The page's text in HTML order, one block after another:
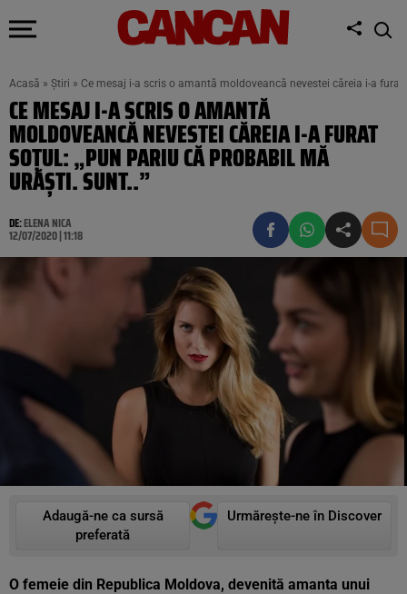
Acasă » Știri » Ce mesaj i-a scris o amantă moldoveancă nevestei căreia i-a
CE MESAJ I-A SCRIS O AMANTĂ
MOLDOVEANCĂ NEVESTEI CĂREIA I-A FURAT
SOȚUL: „PUN PARIU CĂ PROBABIL MĂ
URĂȘTI. SUNT..”
DE:ELENA NICA
12/07/2020 | 11:18
Adaugă-ne ca sursă
preferată
Urmărește-ne în Discover
O femeie din Republica Moldova, devenită amanta unui